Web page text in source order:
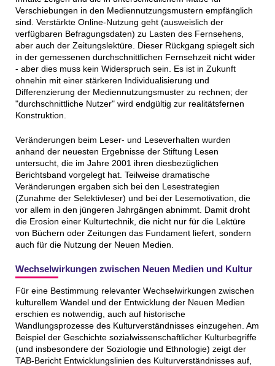
Verschiebungen in den Mediennutzungsmustern empfänglich
sind. Verstärkte Online-Nutzung geht (ausweislich der
verfügbaren Befragungsdaten) zu Lasten des Fernsehens,
aber auch der Zeitungslektüre. Dieser Rückgang spiegelt sich
in der gemessenen durchschnittlichen Fernsehzeit nicht wider
- aber dies muss kein Widerspruch sein. Es ist in Zukunft
ohnehin mit einer stärkeren Individualisierung und
Differenzierung der Mediennutzungsmuster zu rechnen; der
"durchschnittliche Nutzer" wird endgültig zur realitätsfernen
Konstruktion.
Veränderungen beim Leser- und Leseverhalten wurden
anhand der neuesten Ergebnisse der Stiftung Lesen
untersucht, die im Jahre 2001 ihren diesbezüglichen
Berichtsband vorgelegt hat. Teilweise dramatische
Veränderungen ergaben sich bei den Lesestrategien
(Zunahme der Selektivleser) und bei der Lesemotivation, die
vor allem in den jüngeren Jahrgängen abnimmt. Damit droht
die Erosion einer Kulturtechnik, die nicht nur für die Lektüre
von Büchern oder Zeitungen das Fundament liefert, sondern
auch für die Nutzung der Neuen Medien.
Wechselwirkungen zwischen Neuen Medien und Kultur
Für eine Bestimmung relevanter Wechselwirkungen zwischen
kulturellem Wandel und der Entwicklung der Neuen Medien
erschien es notwendig, auch auf historische
Wandlungsprozesse des Kulturverständnisses einzugehen. Am
Beispiel der Geschichte sozialwissenschaftlicher Kulturbegriffe
(und insbesondere der Soziologie und Ethnologie) zeigt der
TAB-Bericht Entwicklungslinien des Kulturverständnisses auf,